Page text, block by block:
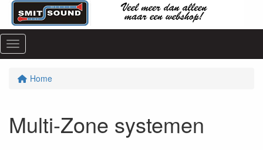
Menu
Home
Multi-Zone systemen